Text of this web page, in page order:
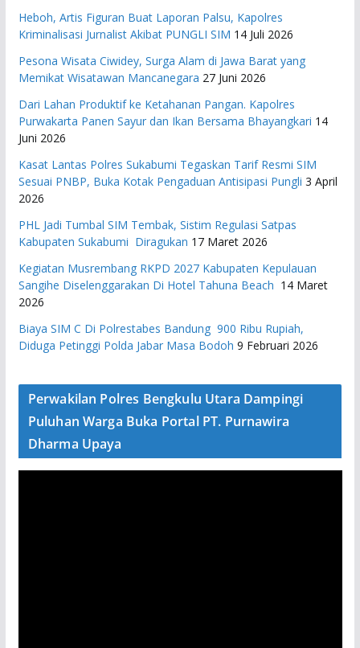
Heboh, Artis Figuran Buat Laporan Palsu, Kapolres
Kriminalisasi Jurnalist Akibat PUNGLI SIM 14 Juli 2026
Pesona Wisata Ciwidey, Surga Alam di Jawa Barat yang
Memikat Wisatawan Mancanegara 27 Juni 2026
Dari Lahan Produktif ke Ketahanan Pangan. Kapolres
Purwakarta Panen Sayur dan Ikan Bersama Bhayangkari 14
Juni 2026
Kasat Lantas Polres Sukabumi Tegaskan Tarif Resmi SIM
Sesuai PNBP, Buka Kotak Pengaduan Antisipasi Pungli 3 April
2026
PHL Jadi Tumbal SIM Tembak, Sistim Regulasi Satpas
Kabupaten Sukabumi Diragukan 17 Maret 2026
Kegiatan Musrembang RKPD 2027 ​Kabupaten Kepulauan
Sangihe Diselenggarakan Di Hotel Tahuna Beach 14 Maret
2026
Biaya SIM C Di Polrestabes Bandung 900 Ribu Rupiah,
Diduga Petinggi Polda Jabar Masa Bodoh 9 Februari 2026
Perwakilan Polres Bengkulu Utara Dampingi
Puluhan Warga Buka Portal PT. Purnawira
Dharma Upaya